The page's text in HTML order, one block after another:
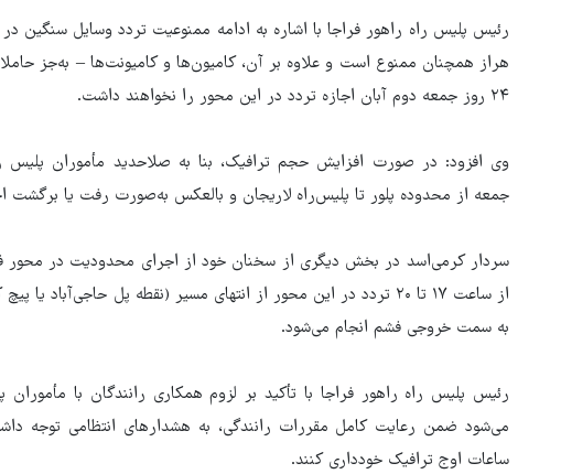
رئیس پلیس راه راهور فراجا با اشاره به ادامه ممنوعیت تردد وسایل سنگین
۲۴ روز جمعه دوم آبان اجازه تردد در این محور را نخواهند داشت.
وی افزود: در صورت افزایش حجم ترافیک، بنا به صلاحدید مأموران
جمعه از محدوده پلور تا پلیس‌راه لاریجان و بالعکس به‌صورت رفت یا برگشت
سردار کرمی‌اسد در بخش دیگری از سخنان خود از اجرای محدودیت در محور
از ساعت ۱۷ تا ۲۰ تردد در این محور از انتهای مسیر (نقطه پل
به سمت خروجی فشم انجام می‌شود.
رئیس پلیس راه راهور فراجا با تأکید بر لزوم همکاری رانندگان با
می‌شود ضمن رعایت کامل مقررات رانندگی، به هشدارهای انتظامی توجه
ساعات اوج ترافیک خودداری کنند.